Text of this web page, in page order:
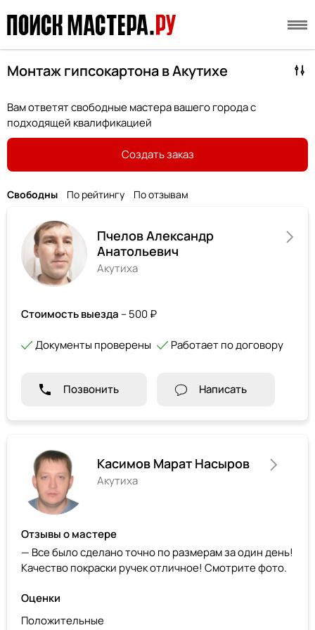
Монтаж гипсокартона в Акутихе
Вам ответят свободные мастера вашего города с
подходящей квалификацией
Создать заказ
Свободны По рейтингу По отзывам
Пчелов Александр
Анатольевич
Акутиха
Стоимость выезда – 500 ₽
Документы проверены Работает по договору
Позвонить Написать
Касимов Марат Насыров
Акутиха
Отзывы о мастере
— Все было сделано точно по размерам за один день!
Качество покраски ручек отличное! Смотрите фото.
Оценки
Положительные